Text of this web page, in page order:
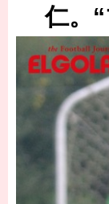
［3215号］
［3216号］行く
［3217号］最高
［3218号］
［3219号］特別
［3220号］伝説
仁。